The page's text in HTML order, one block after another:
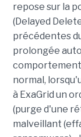
repose sur la
(Delayed
précédentes
prolongée
normal,
à ExaGrid un
(purge d'une
malveillant